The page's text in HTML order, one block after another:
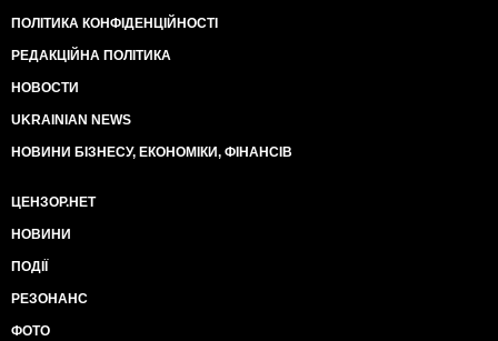
нєкоторую неловкость, поздравив його з новою
ответственною должностью. І вкратце описав
функціональні задачі.
пручався та як усі гамузом на нього навалилися і
заставили согласиться, ми не знаємо. І дізнаємося
Нііністьо, но вони будуть написані і вийдуть ще
дня, в усі без виключення критичні моменти тєкущої
боїнга, запровадження секторальних санкцій і т.д. ми
весь час бачимо, що коло ***** незмінно виростає
президента. Один нічний польот за маршрутом
Гельсінкі - Сочі - Київ - Берлін - Гельсінкі влітку 2014
ПОЛІТИКА КОНФІДЕНЦІЙНОСТІ
РЕДАКЦІЙНА ПОЛІТИКА
НОВОСТИ
UKRAINIAN NEWS
НОВИНИ БІЗНЕСУ, ЕКОНОМІКИ, ФІНАНСІВ
ЦЕНЗОР.НЕТ
НОВИНИ
ПОДІЇ
РЕЗОНАНС
ФОТО